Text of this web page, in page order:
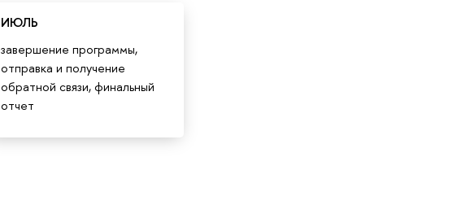
ИЮЛЬ
завершение программы,
отправка и получение
обратной связи, финальный
отчет